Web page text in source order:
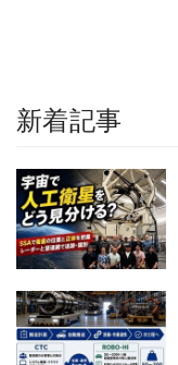
新着記事